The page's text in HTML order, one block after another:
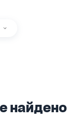
найдено